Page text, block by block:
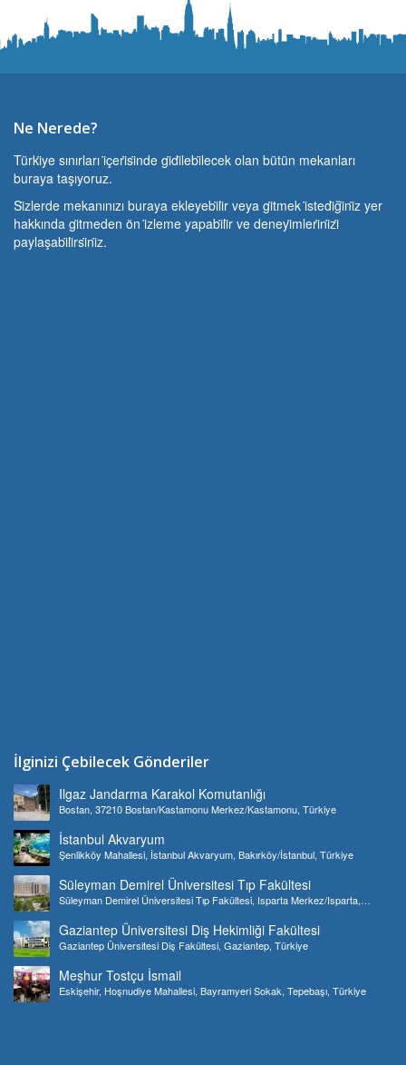
Ne Nerede?
Türki̇ye sınırları i̇çeri̇si̇nde gi̇di̇lebi̇lecek olan bütün mekanları
buraya taşıyoruz.
Si̇zlerde mekanınızı buraya ekleyebi̇li̇r veya gi̇tmek i̇stedi̇ği̇ni̇z yer
hakkında gi̇tmeden ön i̇zleme yapabi̇li̇r ve deneyi̇mleri̇ni̇zi̇
paylaşabi̇li̇rsi̇ni̇z.
İlginizi Çebilecek Gönderiler
Ilgaz Jandarma Karakol Komutanlığı
Bostan, 37210 Bostan/Kastamonu Merkez/Kastamonu, Türkiye
İstanbul Akvaryum
Şenlikköy Mahallesi, İstanbul Akvaryum, Bakırköy/İstanbul, Türkiye
Süleyman Demirel Üniversitesi Tıp Fakültesi
Süleyman Demirel Üniversitesi Tıp Fakültesi, Isparta Merkez/Isparta,
Gaziantep Üniversitesi Diş Hekimliği Fakültesi
Gaziantep Üniversitesi Diş Fakültesi, Gaziantep, Türkiye
Meşhur Tostçu İsmail
Eskişehir, Hoşnudiye Mahallesi, Bayramyeri Sokak, Tepebaşı, Türkiye